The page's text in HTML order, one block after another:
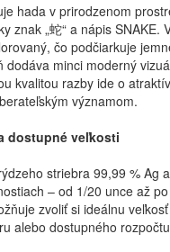
hada v prirodzenom
znak „蛇“ a nápis SNAKE.
čo podčiarkuje
dodáva minci moderný
kvalitou razby ide o
významom.
dostupné veľkosti
striebra 99,99 % Ag
– od 1/20 unce až
zvoliť si ideálnu
alebo dostupného